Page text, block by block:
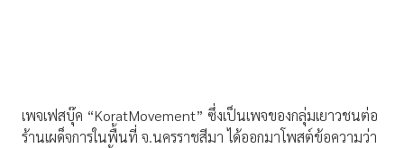
เพจเฟสบุ๊ค “KoratMovement” ซึ่งเป็นเพจของกลุ่มเยาวชนต่อ
ร้านเผด็จการในพื้นที่ จ.นครราชสีมา ได้ออกมาโพสต์ข้อความว่า